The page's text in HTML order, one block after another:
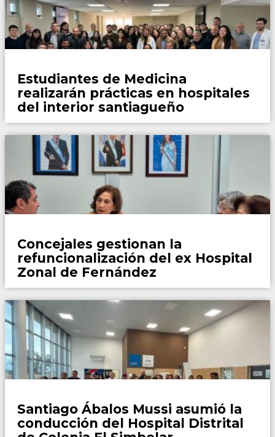
Estudiantes de Medicina
realizarán prácticas en hospitales
del interior santiagueño
Concejales gestionan la
refuncionalización del ex Hospital
Zonal de Fernández
Santiago Ábalos Mussi asumió la
conducción del Hospital Distrital